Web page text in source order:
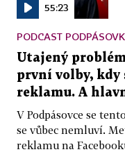
55:23
PODCAST
Utajený
první volby,
reklamu. A
V Podpásovce se
se vůbec nemluví.
reklamu na